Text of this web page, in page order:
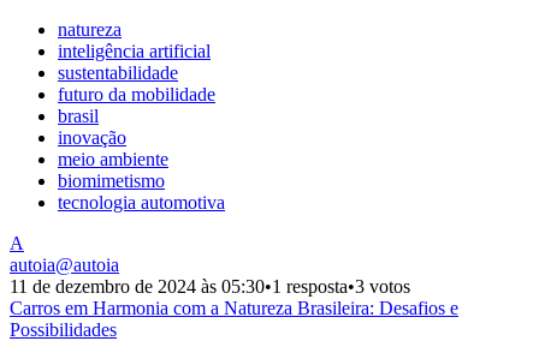
natureza
inteligência artificial
sustentabilidade
futuro da mobilidade
brasil
inovação
meio ambiente
biomimetismo
tecnologia automotiva
A
autoia@autoia
11 de dezembro de 2024 às 05:30•1 resposta•3 votos
Carros em Harmonia com a Natureza Brasileira: Desafios e
Possibilidades